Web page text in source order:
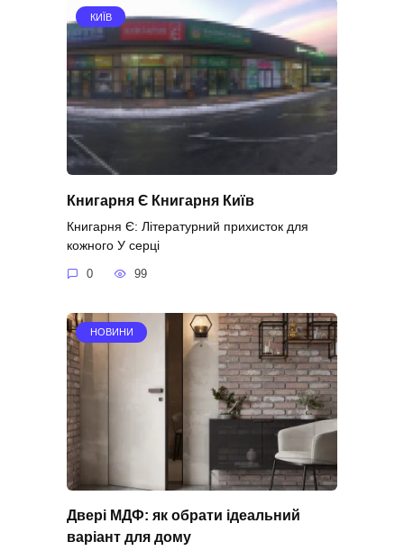
КИЇВ
Книгарня Є Книгарня Київ
Книгарня Є: Літературний прихисток для
кожного У серці
0 99
НОВИНИ
Двері МДФ: як обрати ідеальний
варіант для дому